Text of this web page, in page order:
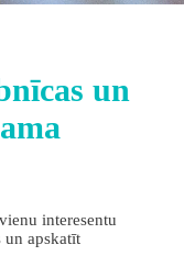
un
interesentu
un apskatīt